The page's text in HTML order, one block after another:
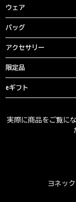
ウェア
バッグ
アクセサリー
限定品
eギフト
実際に商品をご覧に
ヨネッ